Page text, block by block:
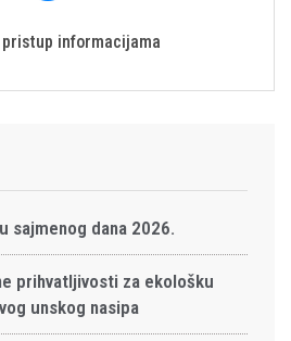
pristup informacijama
sajmenog dana 2026.
prihvatljivosti za ekološku
unskog nasipa